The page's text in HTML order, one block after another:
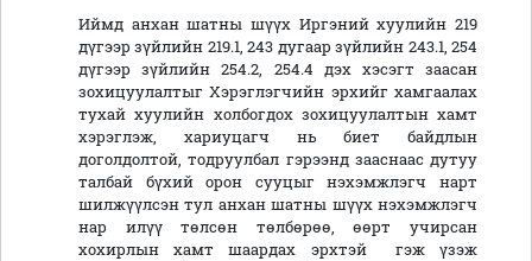
Иймд анхан шатны шүүх Иргэний хуулийн 219
дүгээр зүйлийн 219.1, 243 дугаар зүйлийн 243.1, 254
дүгээр зүйлийн 254.2, 254.4 дэх хэсэгт заасан
зохицуулалтыг Хэрэглэгчийн эрхийг хамгаалах
тухай хуулийн холбогдох зохицуулалтын хамт
хэрэглэж, хариуцагч нь биет байдлын
доголдолтой, тодруулбал гэрээнд зааснаас дутуу
талбай бүхий орон сууцыг нэхэмжлэгч нарт
шилжүүлсэн тул анхан шатны шүүх нэхэмжлэгч
нар илүү төлсөн төлбөрөө, өөрт учирсан
хохирлын хамт шаардах эрхтэй гэж үзэж